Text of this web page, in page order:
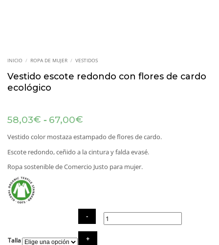
INICIO / ROPA DE MUJER / VESTIDOS
Vestido escote redondo con flores de cardo
ecológico
58,03€ - 67,00€
precios:
desde
58,03€
hasta
67,00€
Vestido color mostaza estampado de flores de cardo.
Escote redondo, ceñido a la cintura y falda evasé.
Ropa sostenible de Comercio Justo para mujer.
Talla